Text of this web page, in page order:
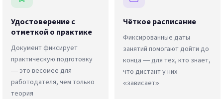
Удостоверение с
отметкой о практике
Документ фиксирует
практическую подготовку
— это весомее для
работодателя, чем только
теория
Чёткое расписание
Фиксированные даты
занятий помогают дойти до
конца — для тех, кто знает,
что дистант у них
«зависает»